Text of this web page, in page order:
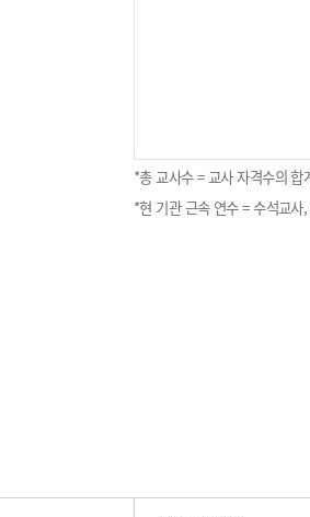
*총 교사수 = 교사 자격수의 합
*현 기관 근속 연수 = 수석교